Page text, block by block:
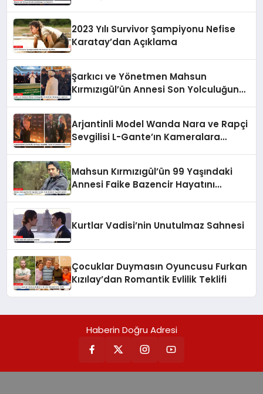
2023 Yılı Survivor Şampiyonu Nefise
Karatay’dan Açıklama
Şarkıcı ve Yönetmen Mahsun
Kırmızıgül’ün Annesi Son Yolculuğuna
Arjantinli Model Wanda Nara ve Rapçi
Sevgilisi L-Gante’ın Kameralara
Mahsun Kırmızıgül’ün 99 Yaşındaki
Annesi Faike Bazencir Hayatını
Kurtlar Vadisi’nin Unutulmaz Sahnesi
Çocuklar Duymasın Oyuncusu Furkan
Kızılay’dan Romantik Evlilik Teklifi
Haberin Doğru Adresi